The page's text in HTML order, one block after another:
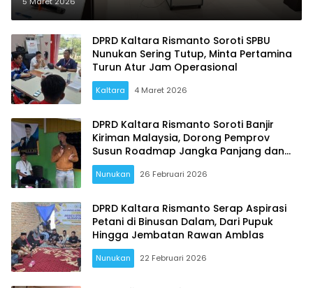
DPRD Kaltara Rismanto Soroti SPBU
Nunukan Sering Tutup, Minta Pertamina
Turun Atur Jam Operasional
Kaltara 4 Maret 2026
DPRD Kaltara Rismanto Soroti Banjir
Kiriman Malaysia, Dorong Pemprov
Susun Roadmap Jangka Panjang dan
Alokasikan BTT
Nunukan 26 Februari 2026
DPRD Kaltara Rismanto Serap Aspirasi
Petani di Binusan Dalam, Dari Pupuk
Hingga Jembatan Rawan Amblas
Nunukan 22 Februari 2026